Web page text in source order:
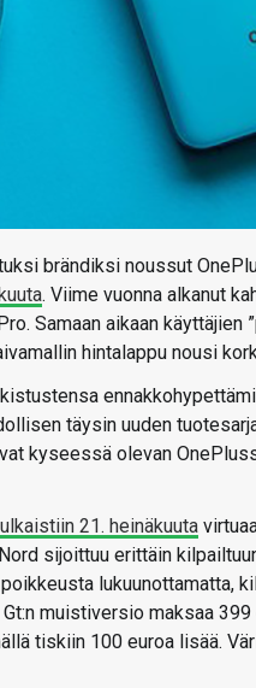
brändiksi noussut
. Viime vuonna alkanut
Samaan aikaan
hintalappu nousi
täysin uuden
kyseessä olevan
21. heinäkuuta
sijoittuu erittäin
lukuunottamatta,
muistiversio maksaa
tiskiin 100 euroa lisää.